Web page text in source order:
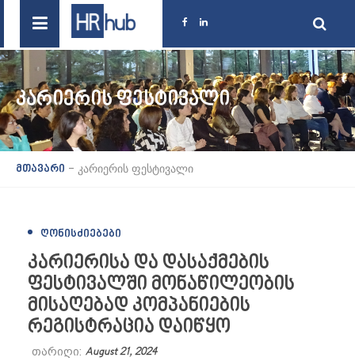
ᲙᲐᲠᲘᲔᲠᲘᲡ ᲤᲔᲡᲢᲘᲕᲐᲚᲘ
მთავარი - კარიერის ფესტივალი
ᲦᲝᲜᲘᲡᲫᲘᲔᲑᲔᲑᲘ
კარიერისა და დასაქმების
ფესტივალში მონაწილეობის
მისაღებად კომპანიების
რეგისტრაცია დაიწყო
თარიღი: August 21, 2024